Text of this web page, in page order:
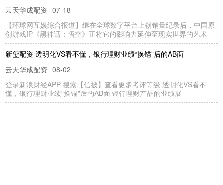
云天华成配资 07-18
【环球网互娱综合报道】继在全球数字平台上创销量纪录后，中国原
创游戏IP《黑神话：悟空》正将它的影响力延伸至现实世界的艺术
新玺配资 透明化VS看不懂，银行理财业绩“换锚”后的AB面
云天华成配资 08-02
登录新浪财经APP 搜索【信披】查看更多考评等级 透明化VS看不
懂，银行理财业绩“换锚”后的AB面 银行理财产品的业绩展